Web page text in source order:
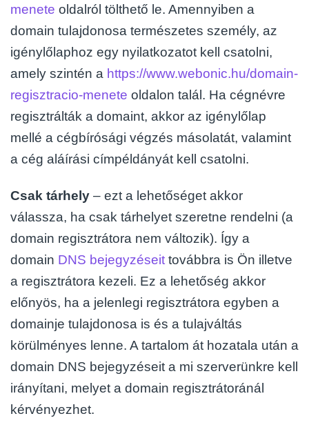
menete oldalról tölthető le. Amennyiben a
domain tulajdonosa természetes személy, az
igénylőlaphoz egy nyilatkozatot kell csatolni,
amely szintén a https://www.webonic.hu/domain-
regisztracio-menete oldalon talál. Ha cégnévre
regisztrálták a domaint, akkor az igénylőlap
mellé a cégbírósági végzés másolatát, valamint
a cég aláírási címpéldányát kell csatolni.
Csak tárhely – ezt a lehetőséget akkor
válassza, ha csak tárhelyet szeretne rendelni (a
domain regisztrátora nem változik). Így a
domain DNS bejegyzéseit továbbra is Ön illetve
a regisztrátora kezeli. Ez a lehetőség akkor
előnyös, ha a jelenlegi regisztrátora egyben a
domainje tulajdonosa is és a tulajváltás
körülményes lenne. A tartalom át hozatala után a
domain DNS bejegyzéseit a mi szerverünkre kell
irányítani, melyet a domain regisztrátoránál
kérvényezhet.